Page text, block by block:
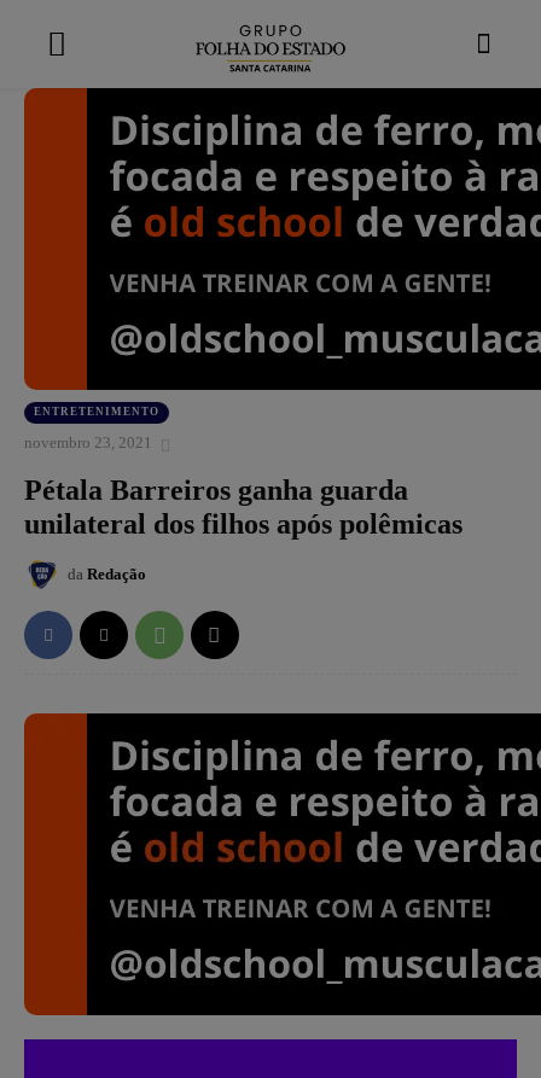
ENTRETENIMENTO
novembro 23, 2021
Pétala Barreiros ganha guarda
unilateral dos filhos após polêmicas
da Redação